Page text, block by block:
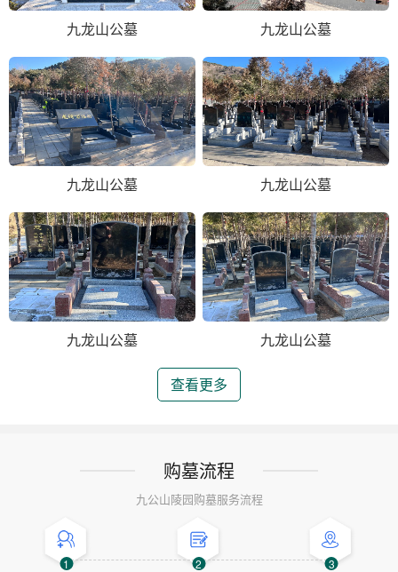
九龙山公墓 九龙山公墓
九龙山公墓 九龙山公墓
九龙山公墓 九龙山公墓
查看更多
购墓流程
九公山陵园购墓服务流程
1 2 3